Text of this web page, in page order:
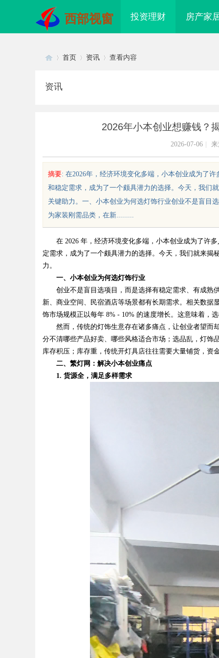
西部视窗 投资理财 房产家
sc
首页 资讯 查看内容
资讯
2026年小本创业想赚钱？
2026-07-06
摘要: 在2026年，经济环境变化多端，小本创业成为了
和稳定需求，成为了一个颇具潜力的选择。今天，我们
关键助力。一、小本创业为何选灯饰行业创业不是盲目
为家装刚需品类，在新.........
在 2026 年，经济环境变化多端，小本创业成为了许多
定需求，成为了一个颇具潜力的选择。今天，我们就来
力。
一、小本创业为何选灯饰行业
创业不是盲目选项目，而是选择有稳定需求、有成熟
新、商业空间、民宿酒店等场景都有长期需求。相关数
饰市场规模正以每年 8% - 10% 的速度增长。这意味着，
然而，传统的灯饰生意存在诸多痛点，让创业者望而
分不清哪些产品好卖、哪些风格适合市场；选品乱，灯饰
库存积压；库存重，传统开灯具店往往需要大量铺货，
二、繁灯网：解决小本创业痛点
1. 货源全，满足多样需求
眼镜 上海配眼镜
的创新平台